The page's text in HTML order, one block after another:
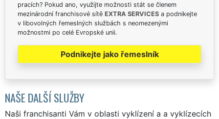
pracích? Pokud ano, využijte možnosti stát se členem
mezinárodní franchisové sítě EXTRA SERVICES a podnikejte
v libovolných řemeslných službách s neomezenými
možnostmi po celé Evropské unii.
Podnikejte jako řemeslník
NAŠE DALŠÍ SLUŽBY
Naši franchisanti Vám v oblasti vyklízení a a vyklízecích